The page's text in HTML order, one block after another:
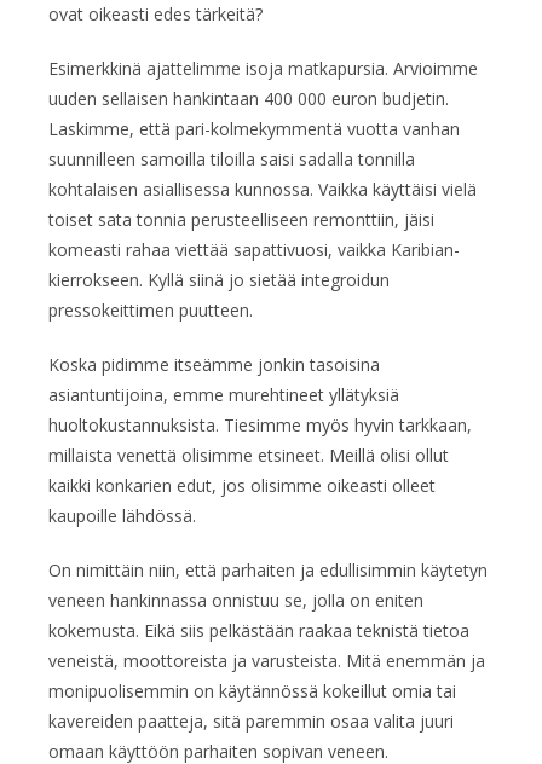
ovat oikeasti edes tärkeitä?
Esimerkkinä ajattelimme isoja matkapursia. Arvioimme
uuden sellaisen hankintaan 400 000 euron budjetin.
Laskimme, että pari-kolmekymmentä vuotta vanhan
suunnilleen samoilla tiloilla saisi sadalla tonnilla
kohtalaisen asiallisessa kunnossa. Vaikka käyttäisi vielä
toiset sata tonnia perusteelliseen remonttiin, jäisi
komeasti rahaa viettää sapattivuosi, vaikka Karibian-
kierrokseen. Kyllä siinä jo sietää integroidun
pressokeittimen puutteen.
Koska pidimme itseämme jonkin tasoisina
asiantuntijoina, emme murehtineet yllätyksiä
huoltokustannuksista. Tiesimme myös hyvin tarkkaan,
millaista venettä olisimme etsineet. Meillä olisi ollut
kaikki konkarien edut, jos olisimme oikeasti olleet
kaupoille lähdössä.
On nimittäin niin, että parhaiten ja edullisimmin käytetyn
veneen hankinnassa onnistuu se, jolla on eniten
kokemusta. Eikä siis pelkästään raakaa teknistä tietoa
veneistä, moottoreista ja varusteista. Mitä enemmän ja
monipuolisemmin on käytännössä kokeillut omia tai
kavereiden paatteja, sitä paremmin osaa valita juuri
omaan käyttöön parhaiten sopivan veneen.